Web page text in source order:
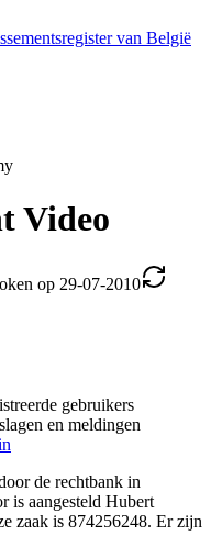
van België
Video
op 29-07-2010
gebruikers
en meldingen
de rechtbank in
is aangesteld Hubert
zaak is 874256248. Er zijn